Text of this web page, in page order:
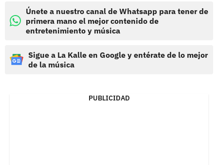
Únete a nuestro canal de Whatsapp para tener de
primera mano el mejor contenido de
entretenimiento y música
Sigue a La Kalle en Google y entérate de lo mejor
de la música
PUBLICIDAD